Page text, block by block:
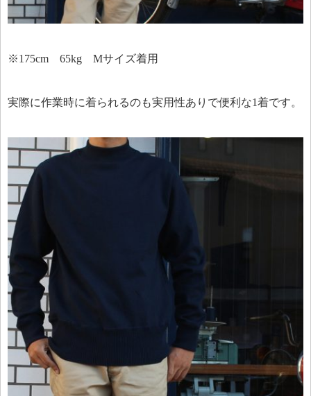
※175cm 65kg Mサイズ着用
実際に作業時に着られるのも実用性ありで便利な1着です。